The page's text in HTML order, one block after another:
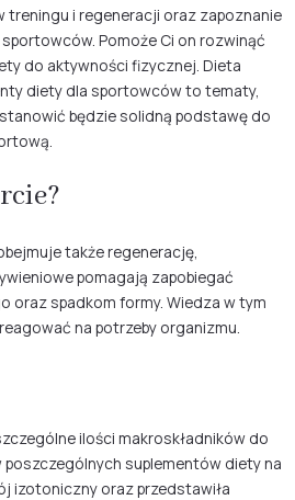
treningu i regeneracji oraz zapoznanie
Pomoże Ci on rozwinąć
do aktywności fizycznej. Dieta
diety dla sportowców to tematy,
będzie solidną podstawę do
także regenerację,
pomagają zapobiegać
oraz spadkom formy. Wiedza w tym
na potrzeby organizmu.
ilości makroskładników do
poszczególnych suplementów diety na
izotoniczny oraz przedstawiła